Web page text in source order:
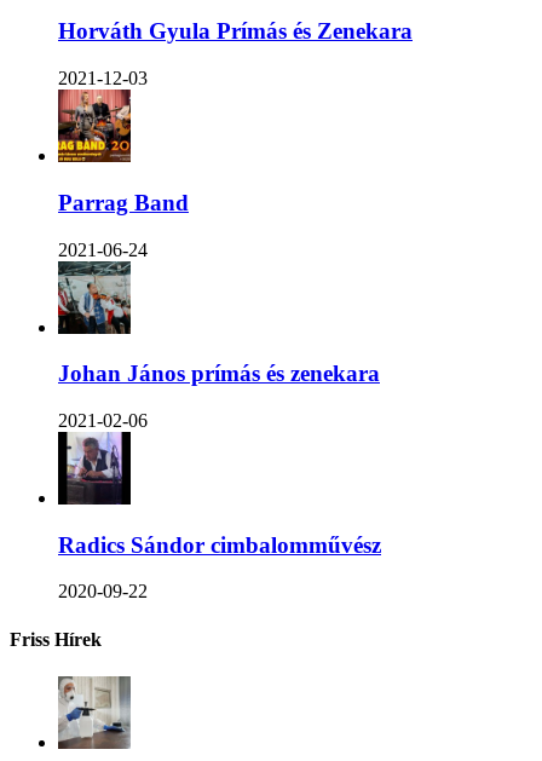
Horváth Gyula Prímás és Zenekara
2021-12-03
Parrag Band
2021-06-24
Johan János prímás és zenekara
2021-02-06
Radics Sándor cimbalomművész
2020-09-22
Friss Hírek